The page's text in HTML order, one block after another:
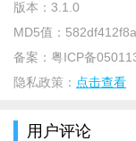
版本： 3.1.0
MD5值：
备案： 粤ICP备
隐私政策： 点击查看
用户评论